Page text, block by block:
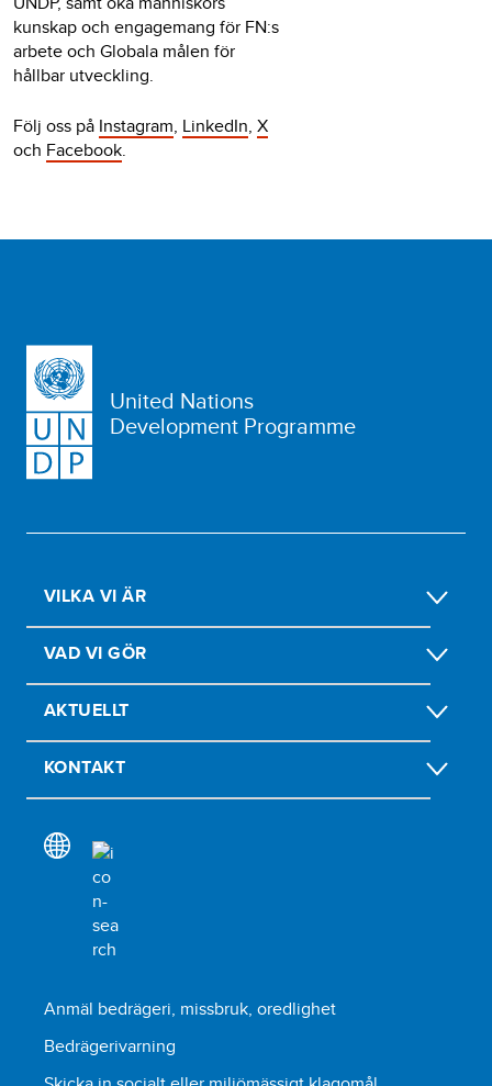
kunskap och engagemang för FN:s
arbete och Globala målen för
hållbar utveckling.
Följ oss på Instagram, LinkedIn, X
och Facebook.
United Nations
Development Programme
VILKA VI ÄR
VAD VI GÖR
AKTUELLT
KONTAKT
Anmäl bedrägeri, missbruk, oredlighet
Bedrägerivarning